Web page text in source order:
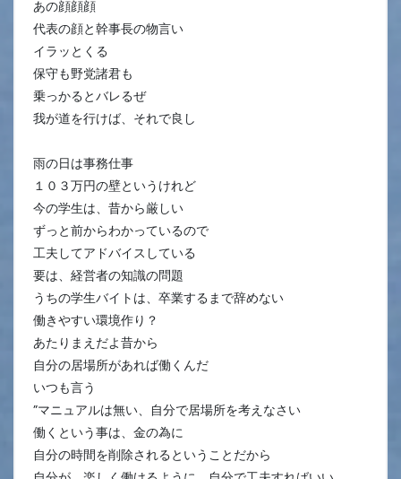
あの顔顔顔
代表の顔と幹事長の物言い
イラッとくる
保守も野党諸君も
乗っかるとバレるぜ
我が道を行けば、それで良し
雨の日は事務仕事
１０３万円の壁というけれど
今の学生は、昔から厳しい
ずっと前からわかっているので
工夫してアドバイスしている
要は、経営者の知識の問題
うちの学生バイトは、卒業するまで辞めない
働きやすい環境作り？
あたりまえだよ昔から
自分の居場所があれば働くんだ
いつも言う
”マニュアルは無い、自分で居場所を考えなさい
働くという事は、金の為に
自分の時間を削除されるということだから